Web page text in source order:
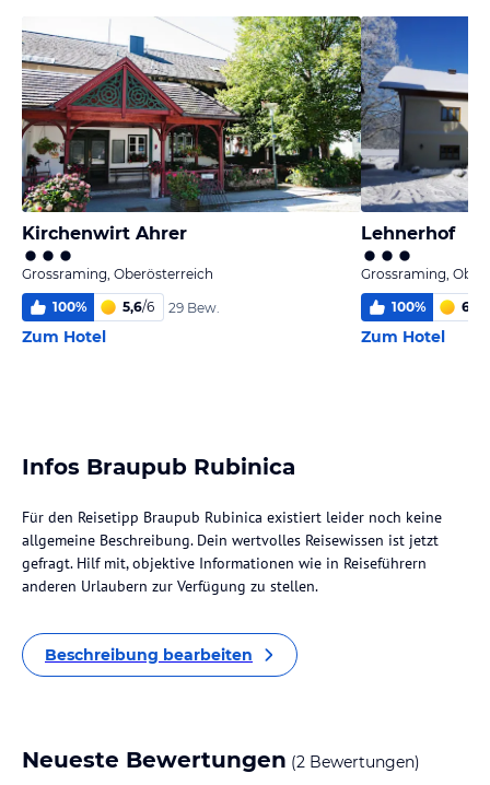
Kirchenwirt Ahrer
Grossraming, Oberösterreich
100% 5,6/6 29 Bew.
Zum Hotel
Lehnerhof
Grossraming,
100% 6,0
Zum Hotel
Infos Braupub Rubinica
Für den Reisetipp Braupub Rubinica existiert leider noch keine
allgemeine Beschreibung. Dein wertvolles Reisewissen ist jetzt
gefragt. Hilf mit, objektive Informationen wie in Reiseführern
anderen Urlaubern zur Verfügung zu stellen.
Beschreibung bearbeiten
Neueste Bewertungen (2 Bewertungen)